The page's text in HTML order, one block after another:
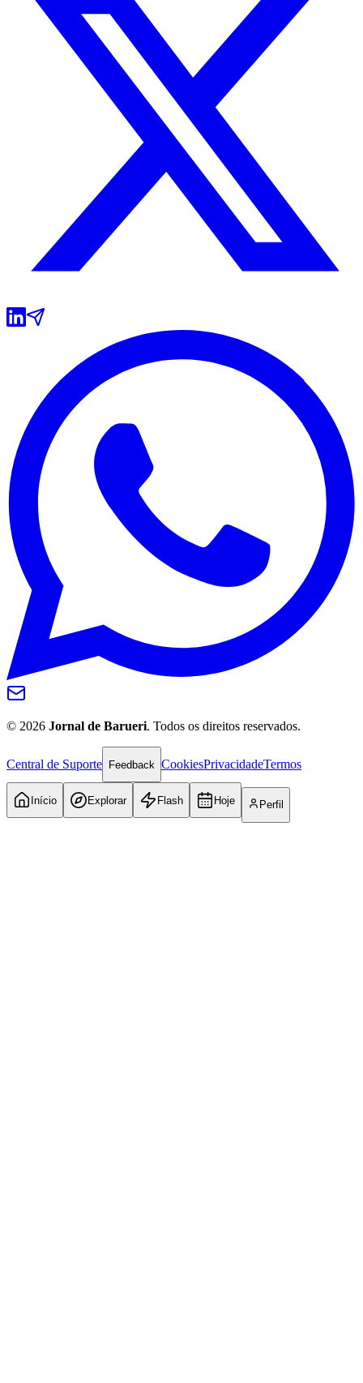
Grêmio
© 2026 Jornal de Barueri. Todos os direitos reservados.
Central de Suporte Feedback CookiesPrivacidadeTermos
Início Explorar Flash Hoje Perfil